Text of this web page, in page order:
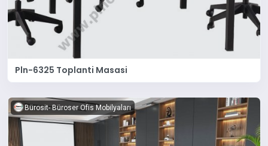
Pln-6325 Toplanti Masasi
Bürosit- Büroser Ofis Mobilyaları